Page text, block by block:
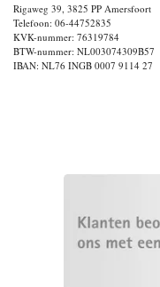
Rigaweg 39, 3825 PP Amersfoort
Telefoon: 06-44752835
KVK-nummer: 76319784
BTW-nummer: NL003074309B57
IBAN: NL76 INGB 0007 9114 27